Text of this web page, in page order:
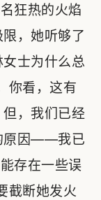
狂热的火焰
，她听够了
士为什么总
你看，这有
，我们已经
原因——我已
存在一些误
截断她发火